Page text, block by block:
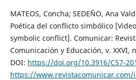
MATEOS, Concha; SEDEÑO, Ana
Poética del conflicto simbólico
symbolic conflict]. Comunicar:
Comunicación y Educación, v. XXVI,
DOI: https://doi.org/10.3916/C57-
https://www.revistacomunicar.com/